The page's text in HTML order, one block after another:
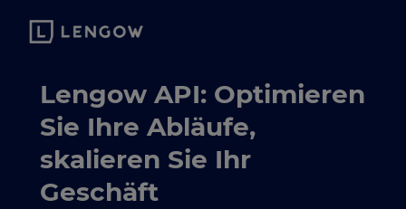
Lengow API: Optimieren
Sie Ihre Abläufe,
skalieren Sie Ihr
Geschäft